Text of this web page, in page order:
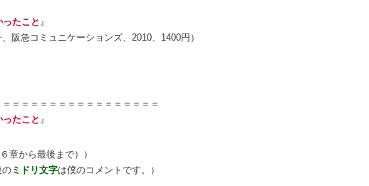
たこと』
、阪急コミュニケーションズ、2010、1400円）
＝＝＝＝＝＝＝＝＝＝＝＝＝＝＝＝
たこと 』
章から最後まで））
のミドリ文字は僕のコメントです。）